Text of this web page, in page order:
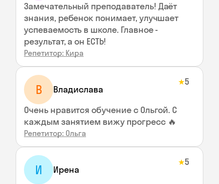
Замечательный преподаватель! Даёт
знания, ребенок понимает, улучшает
успеваемость в школе. Главное -
результат, а он ЕСТЬ!
Репетитор: Кира
В Владислава
★5
Очень нравится обучение с Ольгой. С
каждым занятием вижу прогресс 🔥
Репетитор: Ольга
И Ирeна
★5